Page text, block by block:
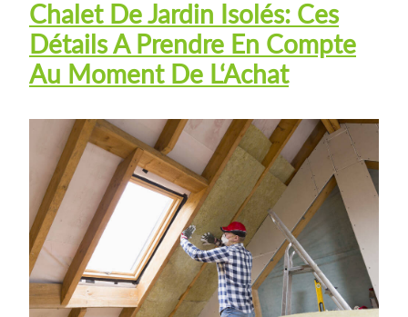
Chalet De Jardin Isolés: Ces
Détails A Prendre En Compte
Au Moment De L‘Achat